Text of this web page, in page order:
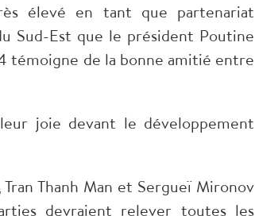
élevé en tant que partenariat
Sud-Est que le président Poutine
témoigne de la bonne amitié entre
joie devant le développement
Thanh Man et Sergueï Mironov
devraient relever toutes les